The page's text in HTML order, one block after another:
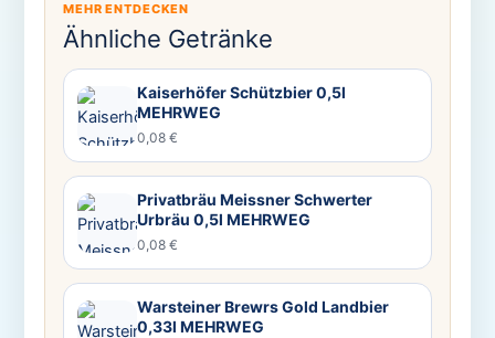
MEHR ENTDECKEN
Ähnliche Getränke
Kaiserhöfer Schützbier 0,5l
MEHRWEG
0,08 €
Privatbräu Meissner Schwerter
Urbräu 0,5l MEHRWEG
0,08 €
Warsteiner Brewrs Gold Landbier
0,33l MEHRWEG